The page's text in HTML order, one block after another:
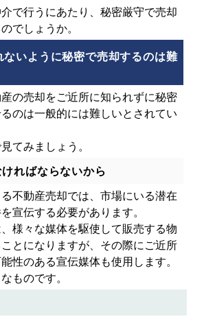
で行うにあたり、秘密厳守で売却
でしょうか。
ないように秘密で売却するのは難
の売却をご近所に知られずに秘密
のは一般的には難しいとされてい
てみましょう。
ればならないから
不動産売却では、市場にいる潜在
宣伝する必要があります。
様々な媒体を駆使して販売する物
とになりますが、その際にご近所
性のある宣伝媒体も使用します。
ものです。